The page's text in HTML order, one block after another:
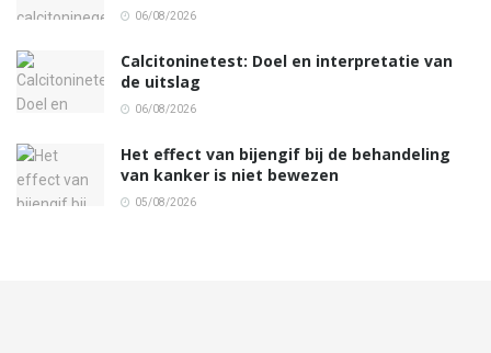
06/08/2026
Calcitoninetest: Doel en interpretatie van
de uitslag
06/08/2026
Het effect van bijengif bij de behandeling
van kanker is niet bewezen
05/08/2026